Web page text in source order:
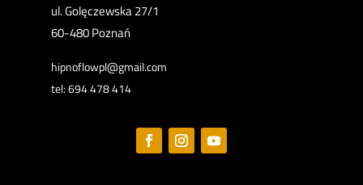
ul. Golęczewska 27/1
60-480 Poznań
hipnoflowpl@gmail.com
tel: 694 478 414